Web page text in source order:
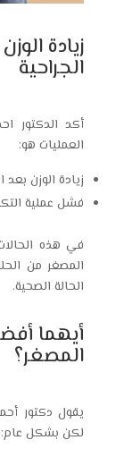
زيادة
الجراحية
أكد الدكتور
العمليات هو:
زيادة الوزن بعد
فشل عملية
في هذه
المصغر من
الحالة الصحية.
أيهما
المصغر؟
يقول دكتور
لكن بشكل عام: